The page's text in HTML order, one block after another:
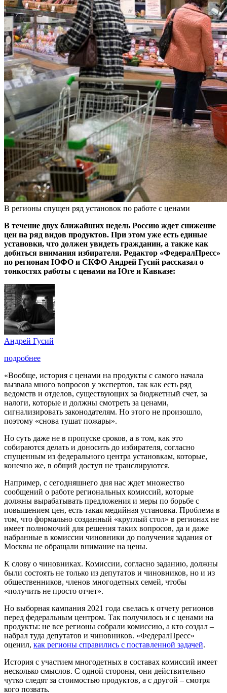
В регионы спущен ряд установок по работе с ценами
В течение двух ближайших недель Россию ждет снижение
цен на ряд видов продуктов. При этом уже есть единые
установки, что должен увидеть гражданин, а также как
добиться внимания избирателя. Редактор «ФедералПресс»
по регионам ЮФО и СКФО Андрей Гусий рассказал о
тонкостях работы с ценами на Юге и Кавказе:
Андрей Гусий
подробнее
«Вообще, история с ценами на продукты с самого начала
вызвала много вопросов у экспертов, так как есть ряд
ведомств и отделов, существующих за бюджетный счет, за
налоги, которые и должны смотреть за ценами,
сигнализировать законодателям. Но этого не произошло,
поэтому «снова тушат пожары».
Но суть даже не в пропуске сроков, а в том, как это
собираются делать и доносить до избирателя, согласно
спущенным из федерального центра установкам, которые,
конечно же, в общий доступ не транслируются.
Например, с сегодняшнего дня нас ждет множество
сообщений о работе региональных комиссий, которые
должны вырабатывать предложения и меры по борьбе с
повышением цен, есть такая медийная установка. Проблема в
том, что формально созданный «круглый стол» в регионах не
имеет полномочий для решения таких вопросов, да и даже
набранные в комиссии чиновники до получения задания от
Москвы не обращали внимание на цены.
К слову о чиновниках. Комиссии, согласно заданию, должны
были состоять не только из депутатов и чиновников, но и из
общественников, членов многодетных семей, чтобы
«получить не просто отчет».
Но выборная кампания 2021 года свелась к отчету регионов
перед федеральным центром. Так получилось и с ценами на
продукты: не все регионы собрали комиссию, а кто создал –
набрал туда депутатов и чиновников. «ФедералПресс»
оценил, как регионы справились с поставленной задачей.
История с участием многодетных в составах комиссий имеет
несколько смыслов. С одной стороны, они действительно
чутко следят за стоимостью продуктов, а с другой – смотря
кого позвать.